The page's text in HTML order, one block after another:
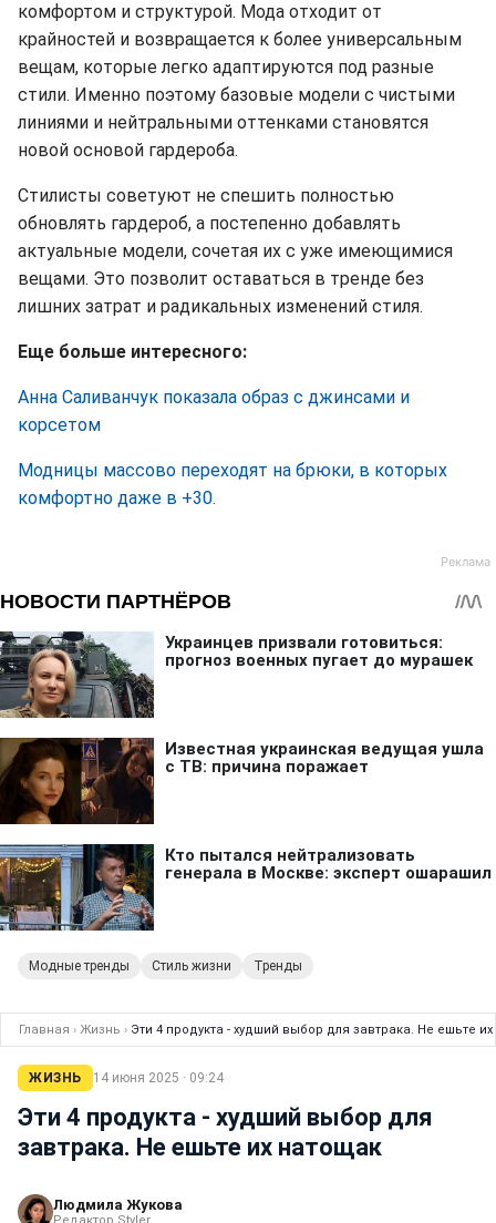
комфортом и структурой. Мода отходит от
крайностей и возвращается к более универсальным
вещам, которые легко адаптируются под разные
стили. Именно поэтому базовые модели с чистыми
линиями и нейтральными оттенками становятся
новой основой гардероба.
Стилисты советуют не спешить полностью
обновлять гардероб, а постепенно добавлять
актуальные модели, сочетая их с уже имеющимися
вещами. Это позволит оставаться в тренде без
лишних затрат и радикальных изменений стиля.
Еще больше интересного:
Анна Саливанчук показала образ с джинсами и
корсетом
Модницы массово переходят на брюки, в которых
комфортно даже в +30.
Модные тренды Стиль жизни Тренды
Главная › Жизнь › Эти 4 продукта - худший выбор для завтрака. Не ешьте
ЖИЗНЬ 14 июня 2025 · 09:24
Эти 4 продукта - худший выбор для
завтрака. Не ешьте их натощак
Людмила Жукова